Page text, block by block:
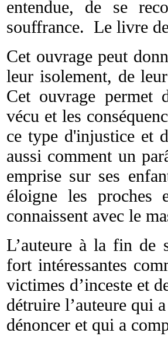
entendue, de se
souffrance. Le livre
Cet ouvrage peut
leur isolement, de
Cet ouvrage permet
vécu et les
ce type d'injustice et
aussi comment un
emprise sur ses
éloigne les
connaissent avec le
L’auteure à la fin de
fort intéressantes
victimes d’inceste et
détruire l’auteure qui
dénoncer et qui a